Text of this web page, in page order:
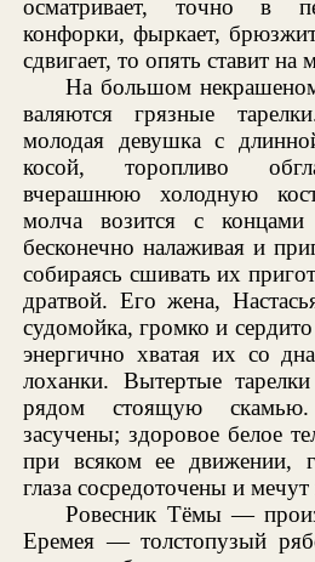
осматривает, точно в
конфорки, фыркает,
сдвигает, то опять ставит на
На большом
валяются грязные
молодая девушка с
косой, торопливо
вчерашнюю холодную
молча возится с
бесконечно налаживая и
собираясь сшивать их
дратвой. Его жена,
судомойка, громко и
энергично хватая их со
лоханки. Вытертые
рядом стоящую скамью.
засучены; здоровое белое
при всяком ее движении,
глаза сосредоточены и
Ровесник Тёмы —
Еремея — толстопузый